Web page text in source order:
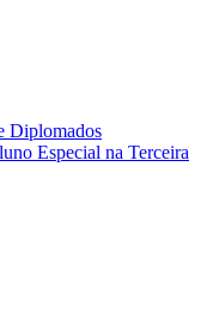
Diplomados
Especial na Terceira